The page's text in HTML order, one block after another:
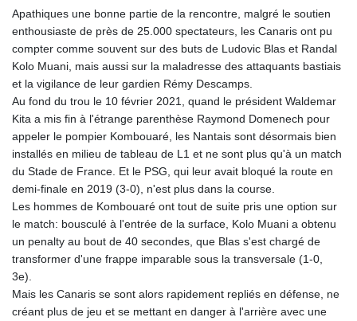
ETB 160.971007
EUR 0.865819
FJD 2.20855
FKP 0.74148
GEL 2.610398
GGP 0.74148
GHS 11.701051
GIP 0.74148
GMD 73.50146
GNF
8759.111457
GTQ 7.609218
GYD 208.606894
HKD 7.84524
HRK 6.522098
HTG 130.40262
Apathiques une bonne partie de la rencontre, malgré le soutien
enthousiaste de près de 25.000 spectateurs, les Canaris ont pu
compter comme souvent sur des buts de Ludovic Blas et Randal
Kolo Muani, mais aussi sur la maladresse des attaquants bastiais
et la vigilance de leur gardien Rémy Descamps.
Au fond du trou le 10 février 2021, quand le président Waldemar
Kita a mis fin à l'étrange parenthèse Raymond Domenech pour
appeler le pompier Kombouaré, les Nantais sont désormais bien
installés en milieu de tableau de L1 et ne sont plus qu'à un match
du Stade de France. Et le PSG, qui leur avait bloqué la route en
demi-finale en 2019 (3-0), n'est plus dans la course.
Les hommes de Kombouaré ont tout de suite pris une option sur
le match: bousculé à l'entrée de la surface, Kolo Muani a obtenu
un penalty au bout de 40 secondes, que Blas s'est chargé de
transformer d'une frappe imparable sous la transversale (1-0,
3e).
Mais les Canaris se sont alors rapidement repliés en défense, ne
créant plus de jeu et se mettant en danger à l'arrière avec une